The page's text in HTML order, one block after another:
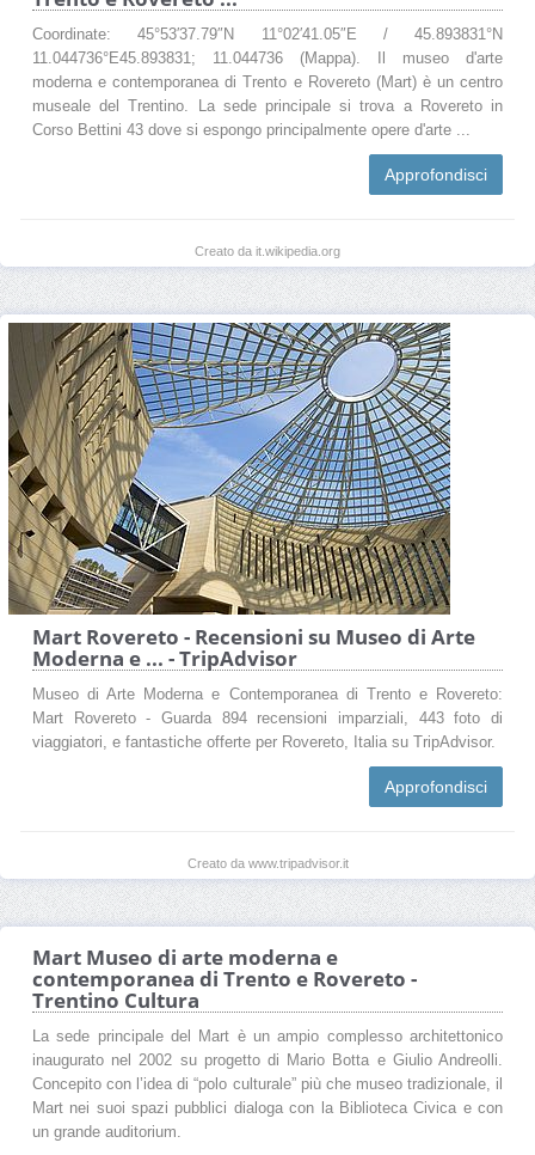
Coordinate: 45°53′37.79″N 11°02′41.05″E / 45.893831°N
11.044736°E45.893831; 11.044736 (Mappa). Il museo d'arte
moderna e contemporanea di Trento e Rovereto (Mart) è un centro
museale del Trentino. La sede principale si trova a Rovereto in
Corso Bettini 43 dove si espongo principalmente opere d'arte ...
Approfondisci
Creato da it.wikipedia.org
Mart Rovereto - Recensioni su Museo di Arte
Moderna e ... - TripAdvisor
Museo di Arte Moderna e Contemporanea di Trento e Rovereto:
Mart Rovereto - Guarda 894 recensioni imparziali, 443 foto di
viaggiatori, e fantastiche offerte per Rovereto, Italia su TripAdvisor.
Approfondisci
Creato da www.tripadvisor.it
Mart Museo di arte moderna e
contemporanea di Trento e Rovereto -
Trentino Cultura
La sede principale del Mart è un ampio complesso architettonico
inaugurato nel 2002 su progetto di Mario Botta e Giulio Andreolli.
Concepito con l’idea di “polo culturale” più che museo tradizionale, il
Mart nei suoi spazi pubblici dialoga con la Biblioteca Civica e con
un grande auditorium.